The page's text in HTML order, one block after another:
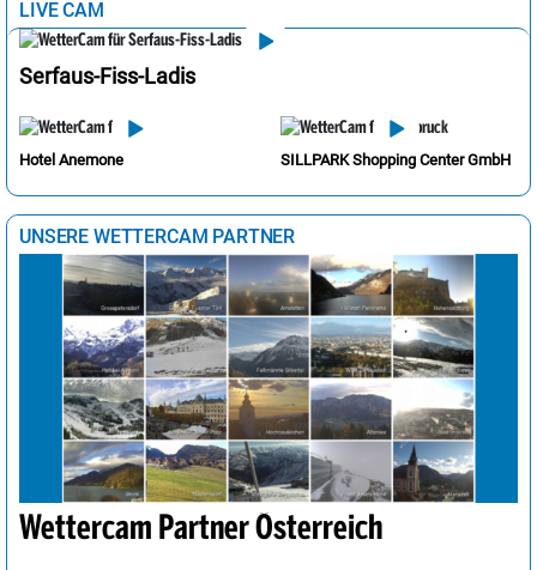
LIVE CAM
Serfaus-Fiss-Ladis
Hotel Anemone SILLPARK Shopping Center GmbH
UNSERE WETTERCAM PARTNER
Wettercam Partner Österreich